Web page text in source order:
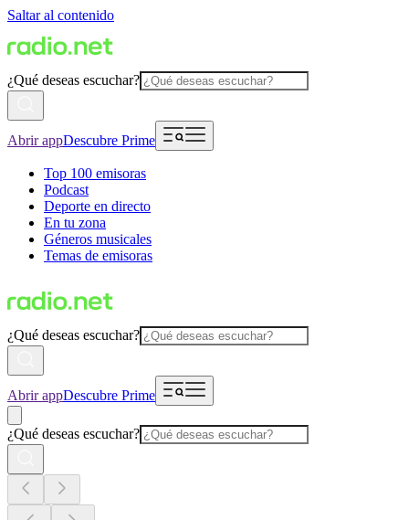
Saltar al contenido
¿Qué deseas escuchar?
Abrir appDescubre Prime
Top 100 emisoras
Podcast
Deporte en directo
En tu zona
Géneros musicales
Temas de emisoras
¿Qué deseas escuchar?
Abrir appDescubre Prime
¿Qué deseas escuchar?